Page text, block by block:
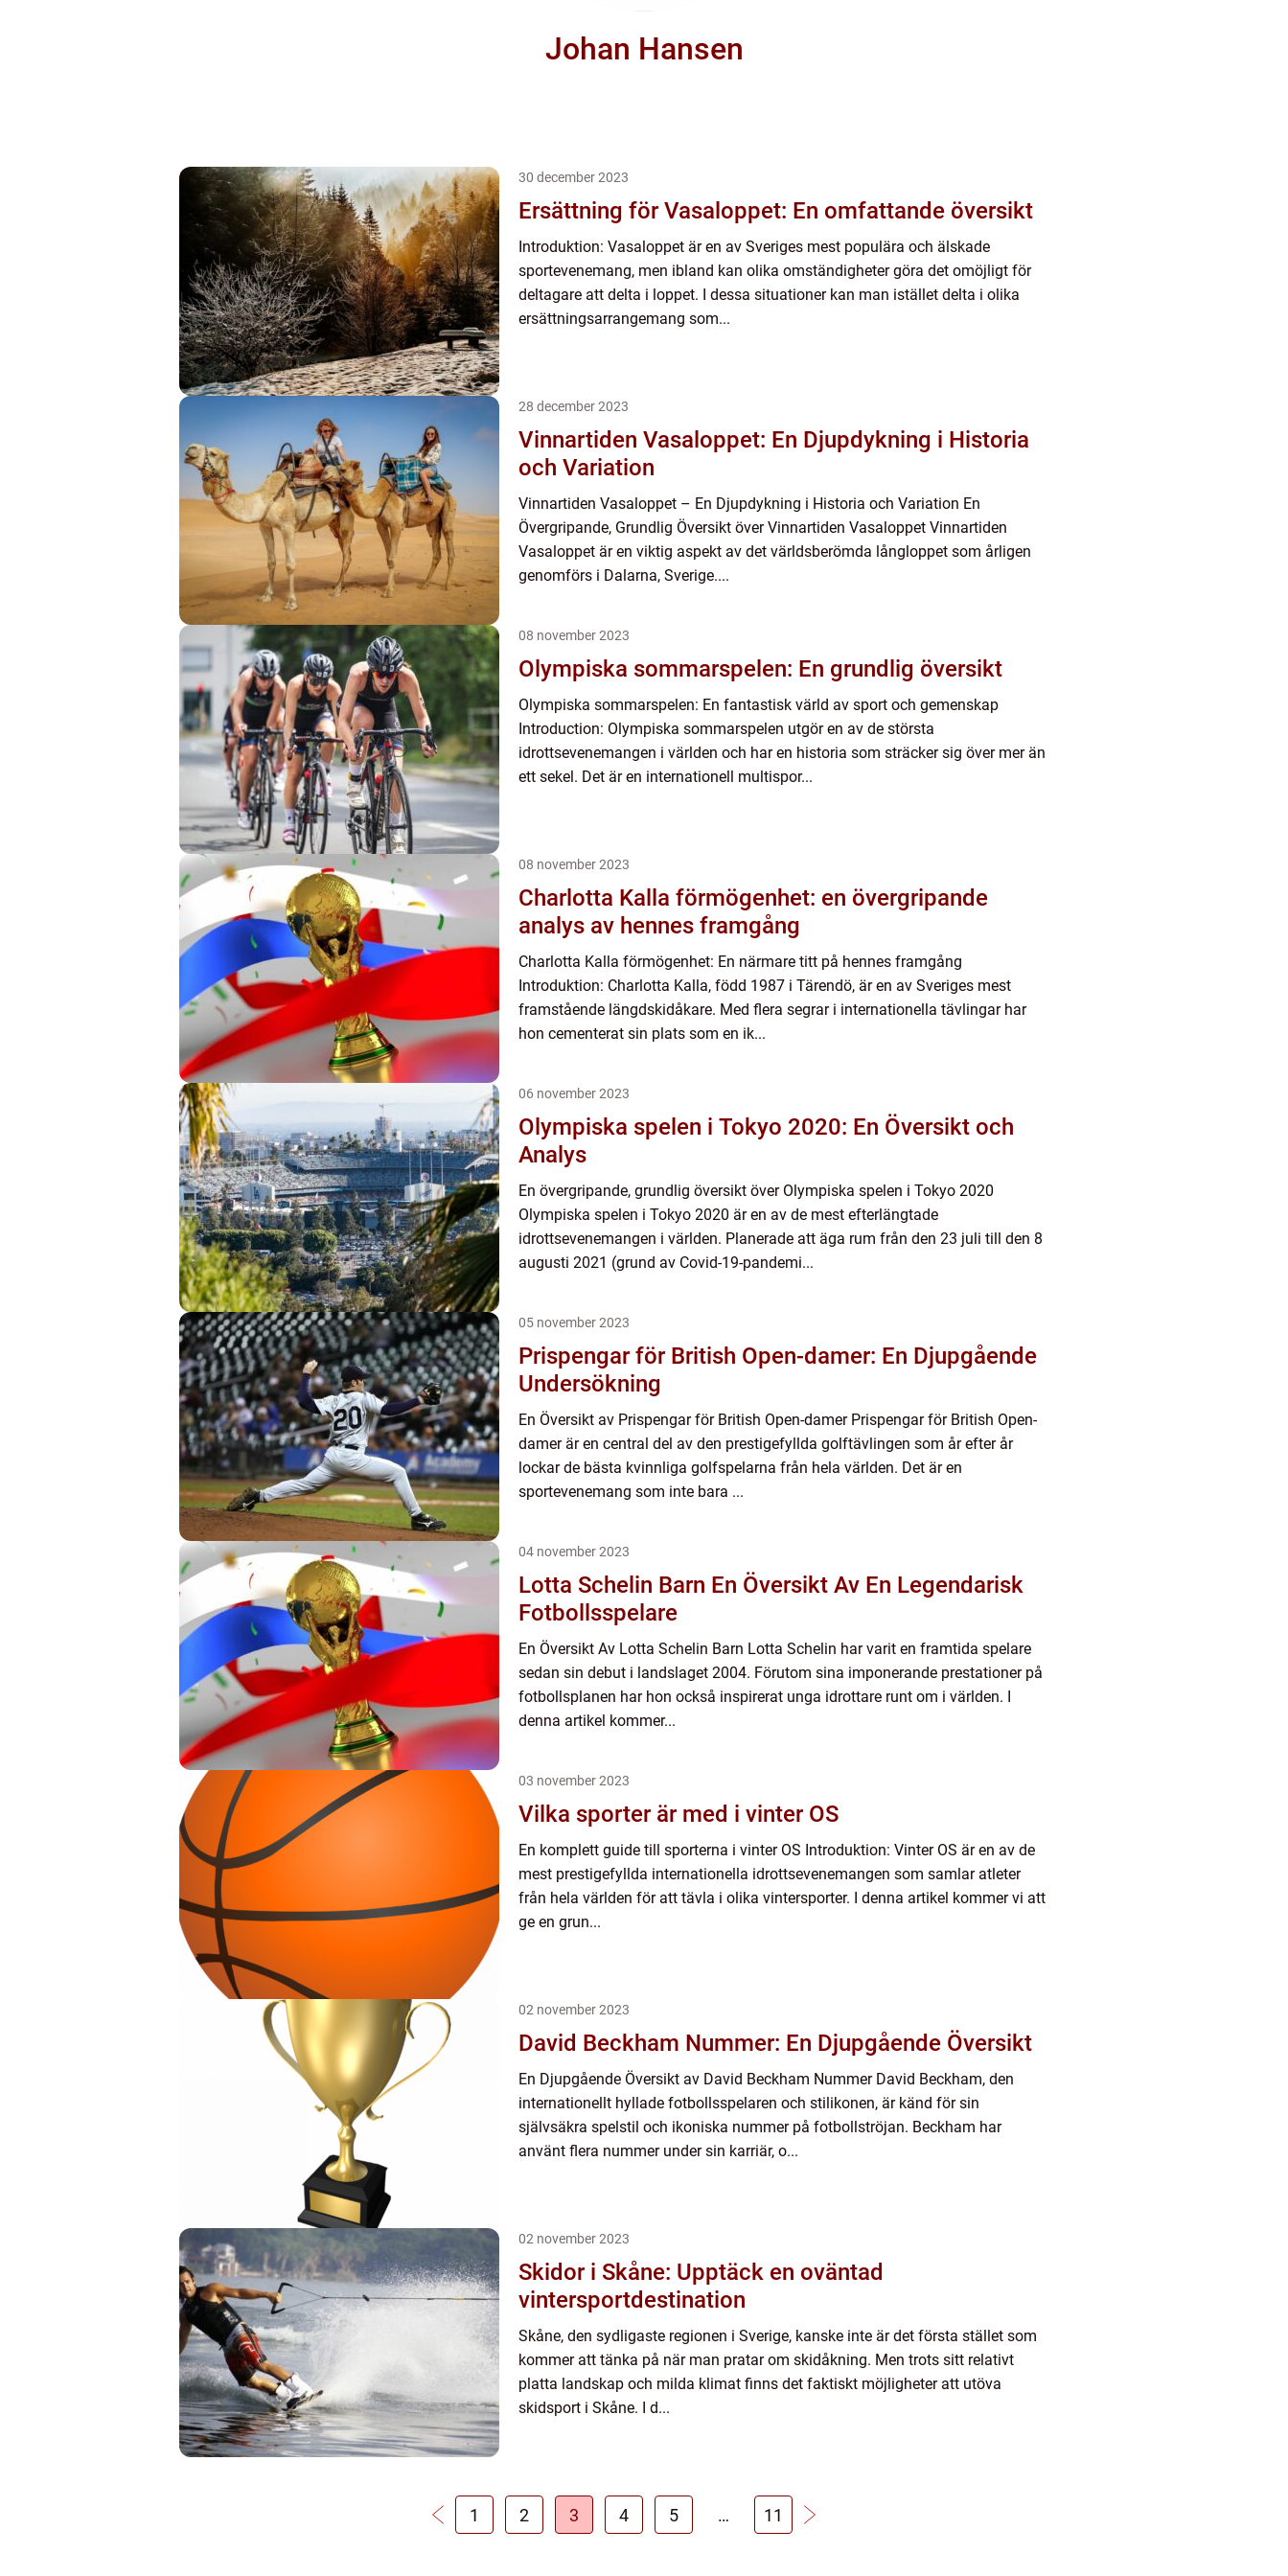
Johan Hansen
30 december 2023
Ersättning för Vasaloppet: En omfattande översikt
Introduktion: Vasaloppet är en av Sveriges mest populära och älskade
sportevenemang, men ibland kan olika omständigheter göra det omöjligt för
deltagare att delta i loppet. I dessa situationer kan man istället delta i olika
ersättningsarrangemang som...
28 december 2023
Vinnartiden Vasaloppet: En Djupdykning i Historia
och Variation
Vinnartiden Vasaloppet – En Djupdykning i Historia och Variation En
Övergripande, Grundlig Översikt över Vinnartiden Vasaloppet Vinnartiden
Vasaloppet är en viktig aspekt av det världsberömda långloppet som årligen
genomförs i Dalarna, Sverige....
08 november 2023
Olympiska sommarspelen: En grundlig översikt
Olympiska sommarspelen: En fantastisk värld av sport och gemenskap
Introduction: Olympiska sommarspelen utgör en av de största
idrottsevenemangen i världen och har en historia som sträcker sig över mer än
ett sekel. Det är en internationell multispor...
08 november 2023
Charlotta Kalla förmögenhet: en övergripande
analys av hennes framgång
Charlotta Kalla förmögenhet: En närmare titt på hennes framgång
Introduktion: Charlotta Kalla, född 1987 i Tärendö, är en av Sveriges mest
framstående längdskidåkare. Med flera segrar i internationella tävlingar har
hon cementerat sin plats som en ik...
06 november 2023
Olympiska spelen i Tokyo 2020: En Översikt och
Analys
En övergripande, grundlig översikt över Olympiska spelen i Tokyo 2020
Olympiska spelen i Tokyo 2020 är en av de mest efterlängtade
idrottsevenemangen i världen. Planerade att äga rum från den 23 juli till den 8
augusti 2021 (grund av Covid-19-pandemi...
05 november 2023
Prispengar för British Open-damer: En Djupgående
Undersökning
En Översikt av Prispengar för British Open-damer Prispengar för British Open-
damer är en central del av den prestigefyllda golftävlingen som år efter år
lockar de bästa kvinnliga golfspelarna från hela världen. Det är en
sportevenemang som inte bara ...
04 november 2023
Lotta Schelin Barn En Översikt Av En Legendarisk
Fotbollsspelare
En Översikt Av Lotta Schelin Barn Lotta Schelin har varit en framtida spelare
sedan sin debut i landslaget 2004. Förutom sina imponerande prestationer på
fotbollsplanen har hon också inspirerat unga idrottare runt om i världen. I
denna artikel kommer...
03 november 2023
Vilka sporter är med i vinter OS
En komplett guide till sporterna i vinter OS Introduktion: Vinter OS är en av de
mest prestigefyllda internationella idrottsevenemangen som samlar atleter
från hela världen för att tävla i olika vintersporter. I denna artikel kommer vi att
ge en grun...
02 november 2023
David Beckham Nummer: En Djupgående Översikt
En Djupgående Översikt av David Beckham Nummer David Beckham, den
internationellt hyllade fotbollsspelaren och stilikonen, är känd för sin
självsäkra spelstil och ikoniska nummer på fotbollströjan. Beckham har
använt flera nummer under sin karriär, o...
02 november 2023
Skidor i Skåne: Upptäck en oväntad
vintersportdestination
Skåne, den sydligaste regionen i Sverige, kanske inte är det första stället som
kommer att tänka på när man pratar om skidåkning. Men trots sitt relativt
platta landskap och milda klimat finns det faktiskt möjligheter att utöva
skidsport i Skåne. I d...
1 2 3 4 5 … 11